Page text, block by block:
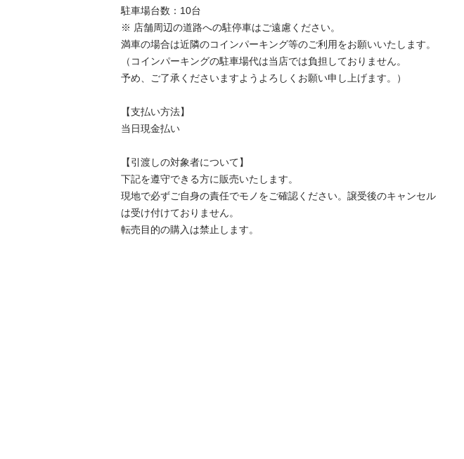
駐車場台数：10台
※ 店舗周辺の道路への駐停車はご遠慮ください。
満車の場合は近隣のコインパーキング等のご利用をお願いいたします。
（コインパーキングの駐車場代は当店では負担しておりません。
予め、ご了承くださいますようよろしくお願い申し上げます。）
【⽀払い⽅法】
当日現金払い
【引渡しの対象者について】
下記を遵守できる⽅に販売いたします。
現地で必ずご⾃⾝の責任でモノをご確認ください。譲受後のキャンセル
は受け付けておりません。
転売⽬的の購⼊は禁⽌します。